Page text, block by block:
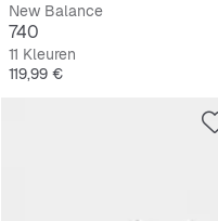
New Balance
740
11 Kleuren
Prijs
119,99 €